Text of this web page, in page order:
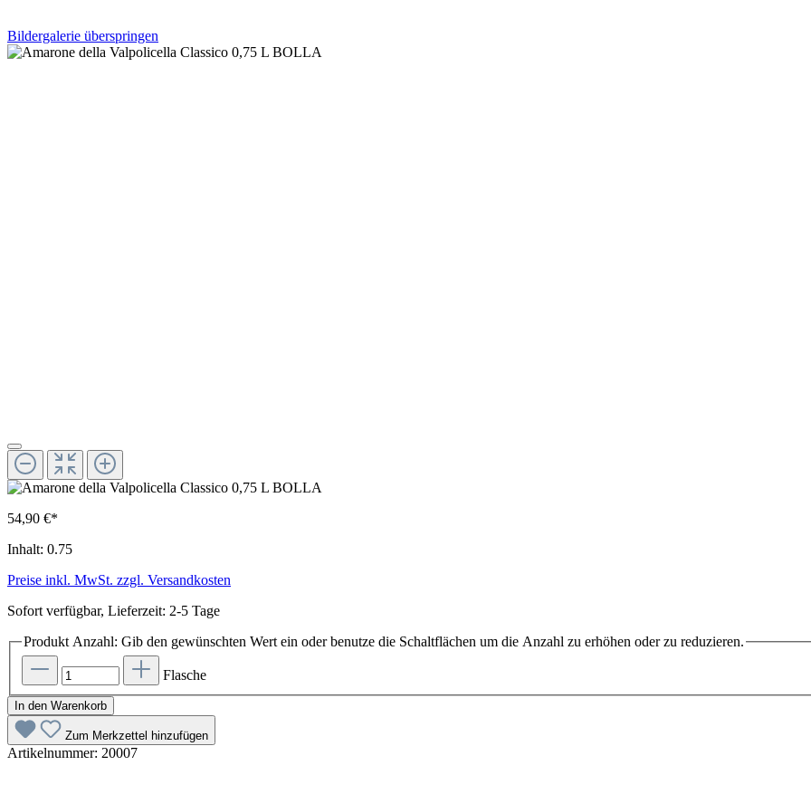
Bildergalerie überspringen
54,90 €*
Inhalt: 0.75
Preise inkl. MwSt. zzgl. Versandkosten
Sofort verfügbar, Lieferzeit: 2-5 Tage
Produkt Anzahl: Gib den gewünschten Wert ein oder benutze die Schaltflächen um die Anzahl zu erhöhen oder zu reduzieren.
Flasche
In den Warenkorb
Zum Merkzettel hinzufügen
Artikelnummer: 20007